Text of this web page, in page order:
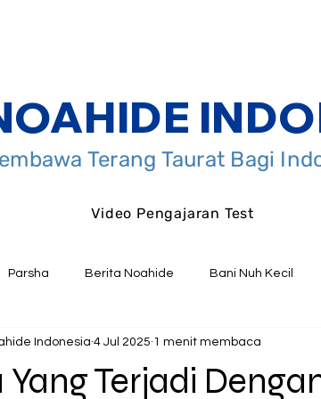
Terang Taurat Bagi
Video Pengajaran Test
Parsha Berita Noahide Bani Nuh Kecil
Yang Terjadi
Indonesia 4 Jul 2025 1 menit membaca